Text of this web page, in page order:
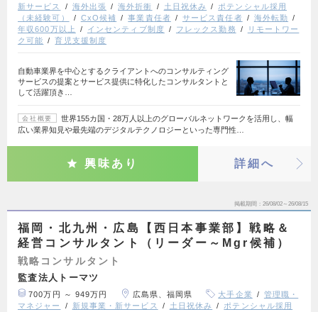
新サービス
海外出張 海外折衝 土日祝休み
ポテンシャル採用
（未経験可）
CxO候補 事業責任者 サービス責任者
海外転勤
年収600万以上
インセンティブ制度 フレックス勤務
リモートワー
ク可能
育児支援制度
自動車業界を中心とするクライアントへのコンサルティング
サービスの提案とサービス提供に特化したコンサルタントと
して活躍頂き…
会社概要
世界155カ国・28万人以上のグローバルネットワークを活用し、幅
広い業界知見や最先端のデジタルテクノロジーといった専門性…
興味あり 詳細へ
掲載期間 26/08/02～26/08/15
福岡・北九州・広島【西日本事業部】戦略＆
経営コンサルタント（リーダー～Mgr候補）
戦略コンサルタント
監査法人トーマツ
700万円 ～ 949万円 広島県、福岡県 大手企業
管理職・
マネジャー
新規事業・新サービス 土日祝休み
ポテンシャル採用